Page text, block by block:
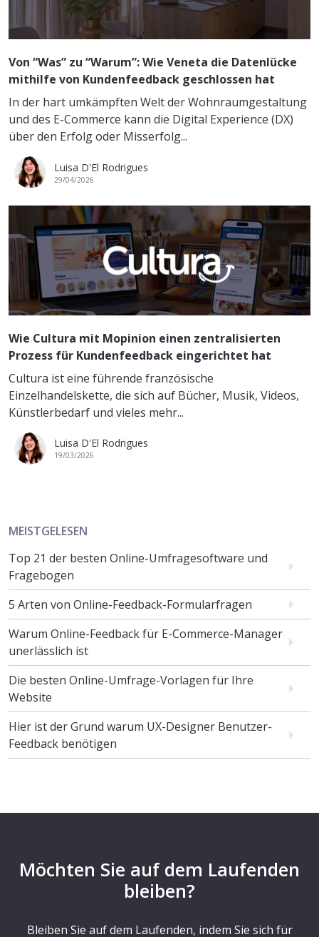
Von “Was” zu “Warum”: Wie Veneta die Datenlücke
mithilfe von Kundenfeedback geschlossen hat
In der hart umkämpften Welt der Wohnraumgestaltung
und des E-Commerce kann die Digital Experience (DX)
über den Erfolg oder Misserfolg...
Luisa D'El Rodrigues
29/04/2026
Wie Cultura mit Mopinion einen zentralisierten
Prozess für Kundenfeedback eingerichtet hat
Cultura ist eine führende französische
Einzelhandelskette, die sich auf Bücher, Musik, Videos,
Künstlerbedarf und vieles mehr...
Luisa D'El Rodrigues
19/03/2026
MEISTGELESEN
Top 21 der besten Online-Umfragesoftware und
Fragebogen
5 Arten von Online-Feedback-Formularfragen
Warum Online-Feedback für E-Commerce-Manager
unerlässlich ist
Die besten Online-Umfrage-Vorlagen für Ihre
Website
Hier ist der Grund warum UX-Designer Benutzer-
Feedback benötigen
Möchten Sie auf dem Laufenden
bleiben?
Bleiben Sie auf dem Laufenden, indem Sie sich für